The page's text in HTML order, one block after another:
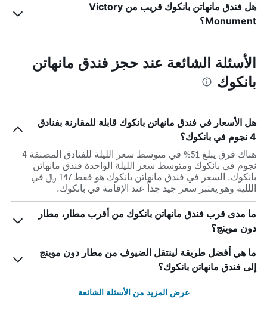
هل فندق مانهاتن بانكوك قريب من Victory
Monument؟
الأسئلة الشائعة عند حجز فندق مانهاتن
بانكوك
هل الأسعار في فندق مانهاتن بانكوك قابلة للمقارنة بفنادق
4 نجوم في بانكوك؟
هناك فرق يبلغ 51% في متوسط ​​سعر الليلة للفنادق المصنفة 4
نجوم في بانكوك ومتوسط ​​سعر الليلة الواحدة فندق مانهاتن
بانكوك. السعر في فندق مانهاتن بانكوك هو فقط 147 ﷼ في
الللية وهو يعتبر سعر جيد جداً عند الإقامة في بانكوك.
ما مدى قرب فندق مانهاتن بانكوك من أقرب مطار، مطار
دون موينج؟
ما هي أفضل طريقة لينتقل الضيوف من مطار دون موينج
إلى فندق مانهاتن بانكوك؟
عرض المزيد من الأسئلة الشائعة